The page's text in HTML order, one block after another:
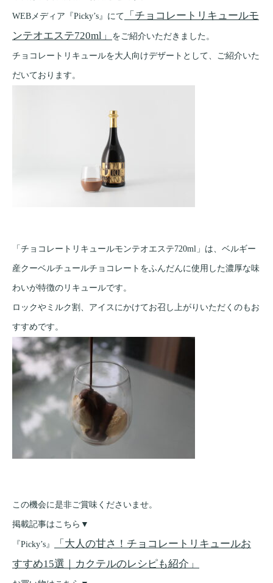
WEBメディア『Picky’s』にて
「チョコレートリキュールモ
ンテオエステ720ml」
をご紹介いただきました。
チョコレートリキュールを大人向けデザートとして、ご紹介いた
だいております。
「チョコレートリキュールモンテオエステ720ml」は、ベルギー
産クーベルチュールチョコレートをふんだんに使用した濃厚な味
わいが特徴のリキュールです。
ロックやミルク割、アイスにかけてお召し上がりいただくのもお
すすめです。
この機会に是非ご賞味くださいませ。
掲載記事はこちら▼
『Picky’s』
「大人の甘さ！チョコレートリキュールお
すすめ15選｜カクテルのレシピも紹介」